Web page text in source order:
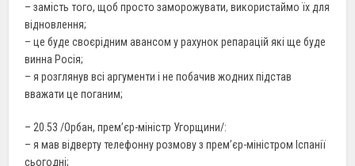
– замість того, щоб просто заморожувати, використаймо їх для
відновлення;
– це буде своєрідним авансом у рахунок репарацій які ще буде
винна Росія;
– я розглянув всі аргументи і не побачив жодних підстав
вважати це поганим;
– 20.53 /Орбан, прем’єр-міністр Угорщини/:
– я мав відверту телефонну розмову з прем’єр-міністром Іспанії
сьогодні;